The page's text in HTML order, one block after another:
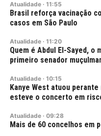
Atualidade · 11:55
Brasil reforça vacinação
casos em São Paulo
Atualidade · 11:20
Quem é Abdul El-Sayed,
primeiro senador
Atualidade · 10:15
Kanye West atuou
esteve o concerto em
Atualidade · 09:28
Mais de 60 concelhos em